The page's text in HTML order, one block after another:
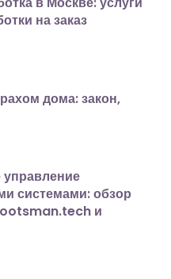
на заказ
дома: закон,
системами: обзор
и